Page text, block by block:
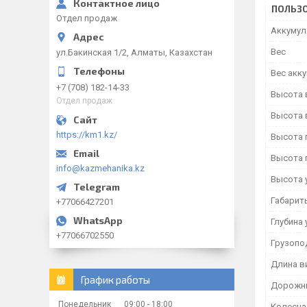
Вес
Вес
Высота
Высота
Высота
Высота
Высота
Глубина
Длина
Отдел продаж
ул.Бакинская 1/2, Алматы, Казахстан
+7 (708) 182-14-33
Отдел продаж
https://km1.kz/
info@kazmehanika.kz
+77066427201
+77066702550
График работы
Понедельник 09:00 18:00